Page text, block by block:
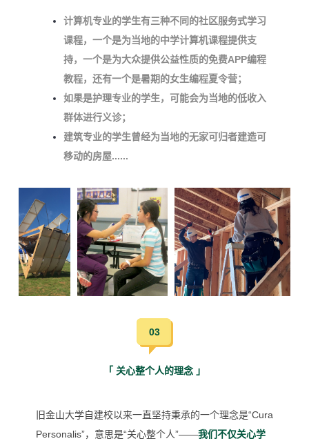
计算机专业的学生有三种不同的社区服务式学习
课程，一个是为当地的中学计算机课程提供支
持，一个是为大众提供公益性质的免费APP编程
教程，还有一个是暑期的女生编程夏令营；
如果是护理专业的学生，可能会为当地的低收入
群体进行义诊；
建筑专业的学生曾经为当地的无家可归者建造可
移动的房屋......
03
「 关心整个人的理念 」
旧金山大学自建校以来一直坚持秉承的一个理念是“Cura
Personalis”，意思是“关心整个人”——我们不仅关心学